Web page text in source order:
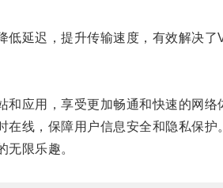
迟，提升传输速度，有效解决了
应用，享受更加畅通和快速的网络
线，保障用户信息安全和隐私保护
限乐趣。